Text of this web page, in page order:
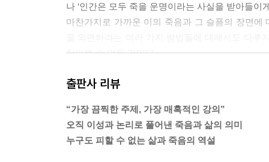
나 ‘인간은 모두 죽을 운명이라는 사실을 받아들
마찬가지로 가까운 이의 죽음과 그 슬픔의 장면
찾아볼 수 없을 것이다.
것이다. 가령 “죽고 나면 어떤 일이 벌어지는가?”
하는가?”
이 책에서 나는 ‘영혼(soul)’이라는 표현을 일종의
육체와는 완전히 다른 별개의 존재를 의미한다.
출판사 리뷰
“가장 끔찍한 주제, 가장 매혹적인 강의”
오직 이성과 논리로 풀어낸 죽음과 삶의 의미
누구도 피할 수 없는 삶과 죽음의 역설